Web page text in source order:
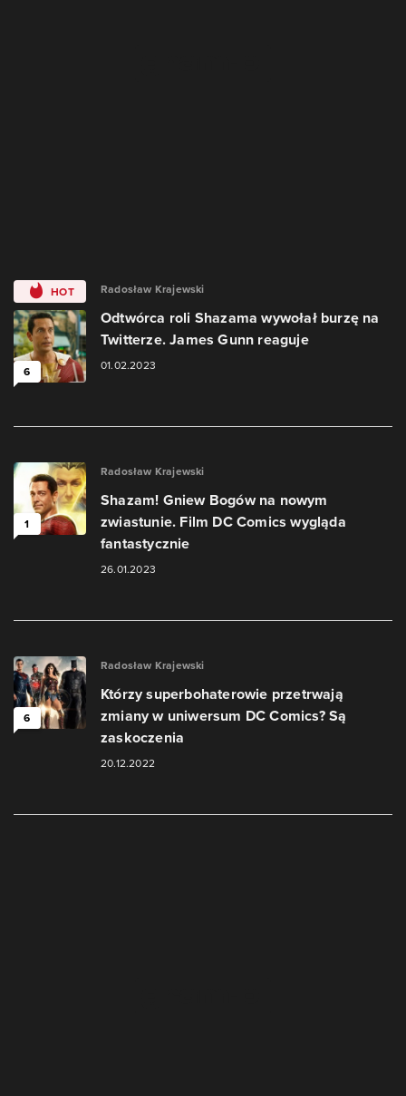
HOT
6
Radosław Krajewski
Odtwórca roli Shazama wywołał burzę na
Twitterze. James Gunn reaguje
01.02.2023
1
Radosław Krajewski
Shazam! Gniew Bogów na nowym
zwiastunie. Film DC Comics wygląda
fantastycznie
26.01.2023
6
Radosław Krajewski
Którzy superbohaterowie przetrwają
zmiany w uniwersum DC Comics? Są
zaskoczenia
20.12.2022